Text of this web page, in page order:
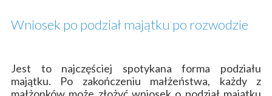
Wniosek po podział majątku po rozwodzie
Jest to najczęściej spotykana forma podziału
majątku. Po zakończeniu małżeństwa, każdy z